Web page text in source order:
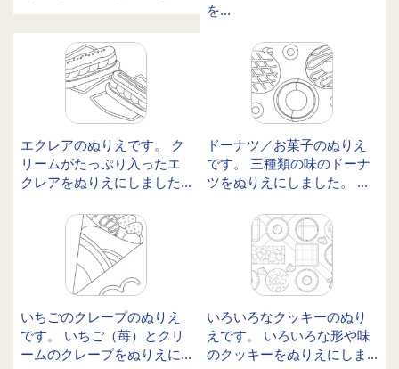
を...
エクレアのぬりえです。 ク
リームがたっぷり入ったエ
クレアをぬりえにしました...
ドーナツ／お菓子のぬりえ
です。 三種類の味のドーナ
ツをぬりえにしました。 ...
いちごのクレープのぬりえ
です。 いちご（苺）とクリ
ームのクレープをぬりえに...
いろいろなクッキーのぬり
えです。 いろいろな形や味
のクッキーをぬりえにしま...